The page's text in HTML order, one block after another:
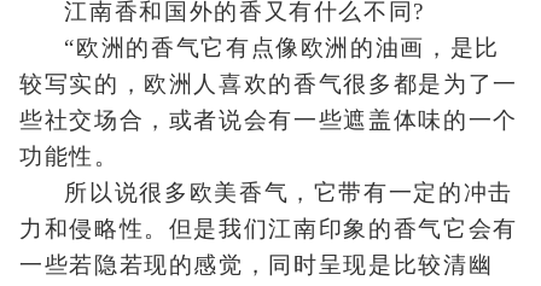
江南香和国外的香又有什么不同?
“欧洲的香气它有点像欧洲的油画，是比
较写实的，欧洲人喜欢的香气很多都是为了一
些社交场合，或者说会有一些遮盖体味的一个
功能性。
所以说很多欧美香气，它带有一定的冲击
力和侵略性。但是我们江南印象的香气它会有
一些若隐若现的感觉，同时呈现是比较清幽